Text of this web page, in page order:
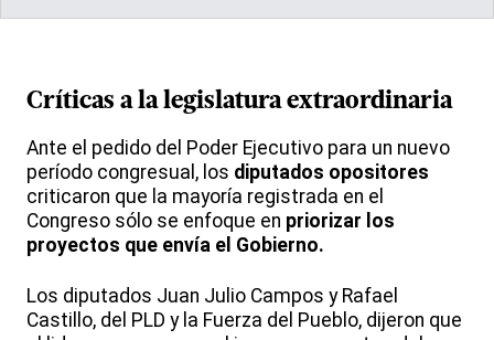
Críticas a lalegislatura extraordinaria
Ante el pedido del Poder Ejecutivo para un nuevo
período congresual, los diputados opositores
criticaron que la mayoría registrada en el
Congreso sólo se enfoque en priorizar los
proyectos que envía el Gobierno.
Los diputados Juan Julio Campos y Rafael
Castillo, del PLD y la Fuerza del Pueblo, dijeron que